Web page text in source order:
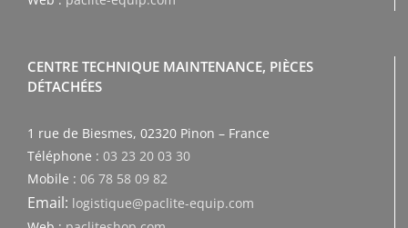
CENTRE TECHNIQUE MAINTENANCE, PIÈCES
DÉTACHÉES
1 rue de Biesmes, 02320 Pinon – France
Téléphone : 03 23 20 03 30
Mobile : 06 78 58 09 82
Email: logistique@paclite-equip.com